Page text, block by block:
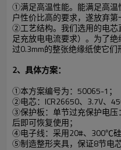
①满足高温性能。能满足高温
户性价比高的要求，遂放弃第
②工艺结构。我们选用的电芯
足充放电电流要求）。为了
过0.3mm的整张绝缘纸使它们
2、 具体方案：
①本方案编号为：50065-1；
②电芯：ICR26650、3.7V、
③保护板：单节过充保护电
后即可恢复使用；
④电子线：采用20#、300℃硅
⑤制造整形夹具，保证8节电